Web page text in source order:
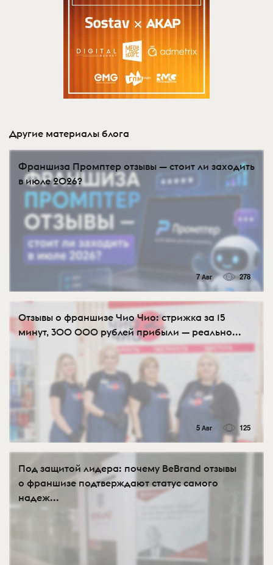
Другие материалы блога
Франшиза Промптер отзывы — стоит ли заходить
в июле 2026?
7 Авг 278
Отзывы о франшизе Чио Чио: стрижка за 15
минут, 300 000 рублей прибыли — реально...
5 Авг 125
Под защитой лидера: почему BeBrand отзывы
о франшизе подтверждают статус самого
надеж...